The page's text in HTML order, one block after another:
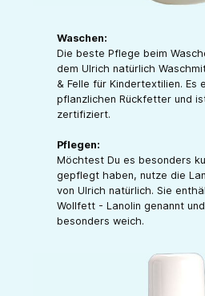
Waschen:
Die beste Pflege beim
dem Ulrich natürlich
& Felle für Kindertextilien. Es
pflanzlichen Rückfetter und
zertifiziert.
Pflegen:
Möchtest Du es besonders
gepflegt haben, nutze die
von Ulrich natürlich. Sie
Wollfett - Lanolin genannt
besonders weich.